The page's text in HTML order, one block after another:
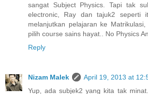
sangat Subject Physics. Tapi tak
electronic, Ray dan tajuk2 seperti
melanjutkan pelajaran ke
pilih course sains hayat.. No Physics
Reply
Nizam Malek
April 19, 2013 at
Yup, ada subjek2 yang kita tak